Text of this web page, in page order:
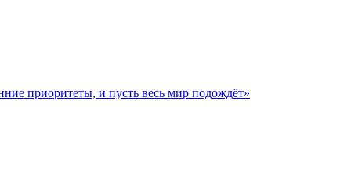
приоритеты, и пусть весь мир подождёт»